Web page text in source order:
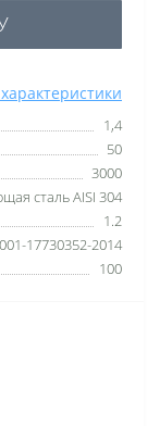
1,4
50
3000
сталь AISI 304
1.2
17730352-2014
100